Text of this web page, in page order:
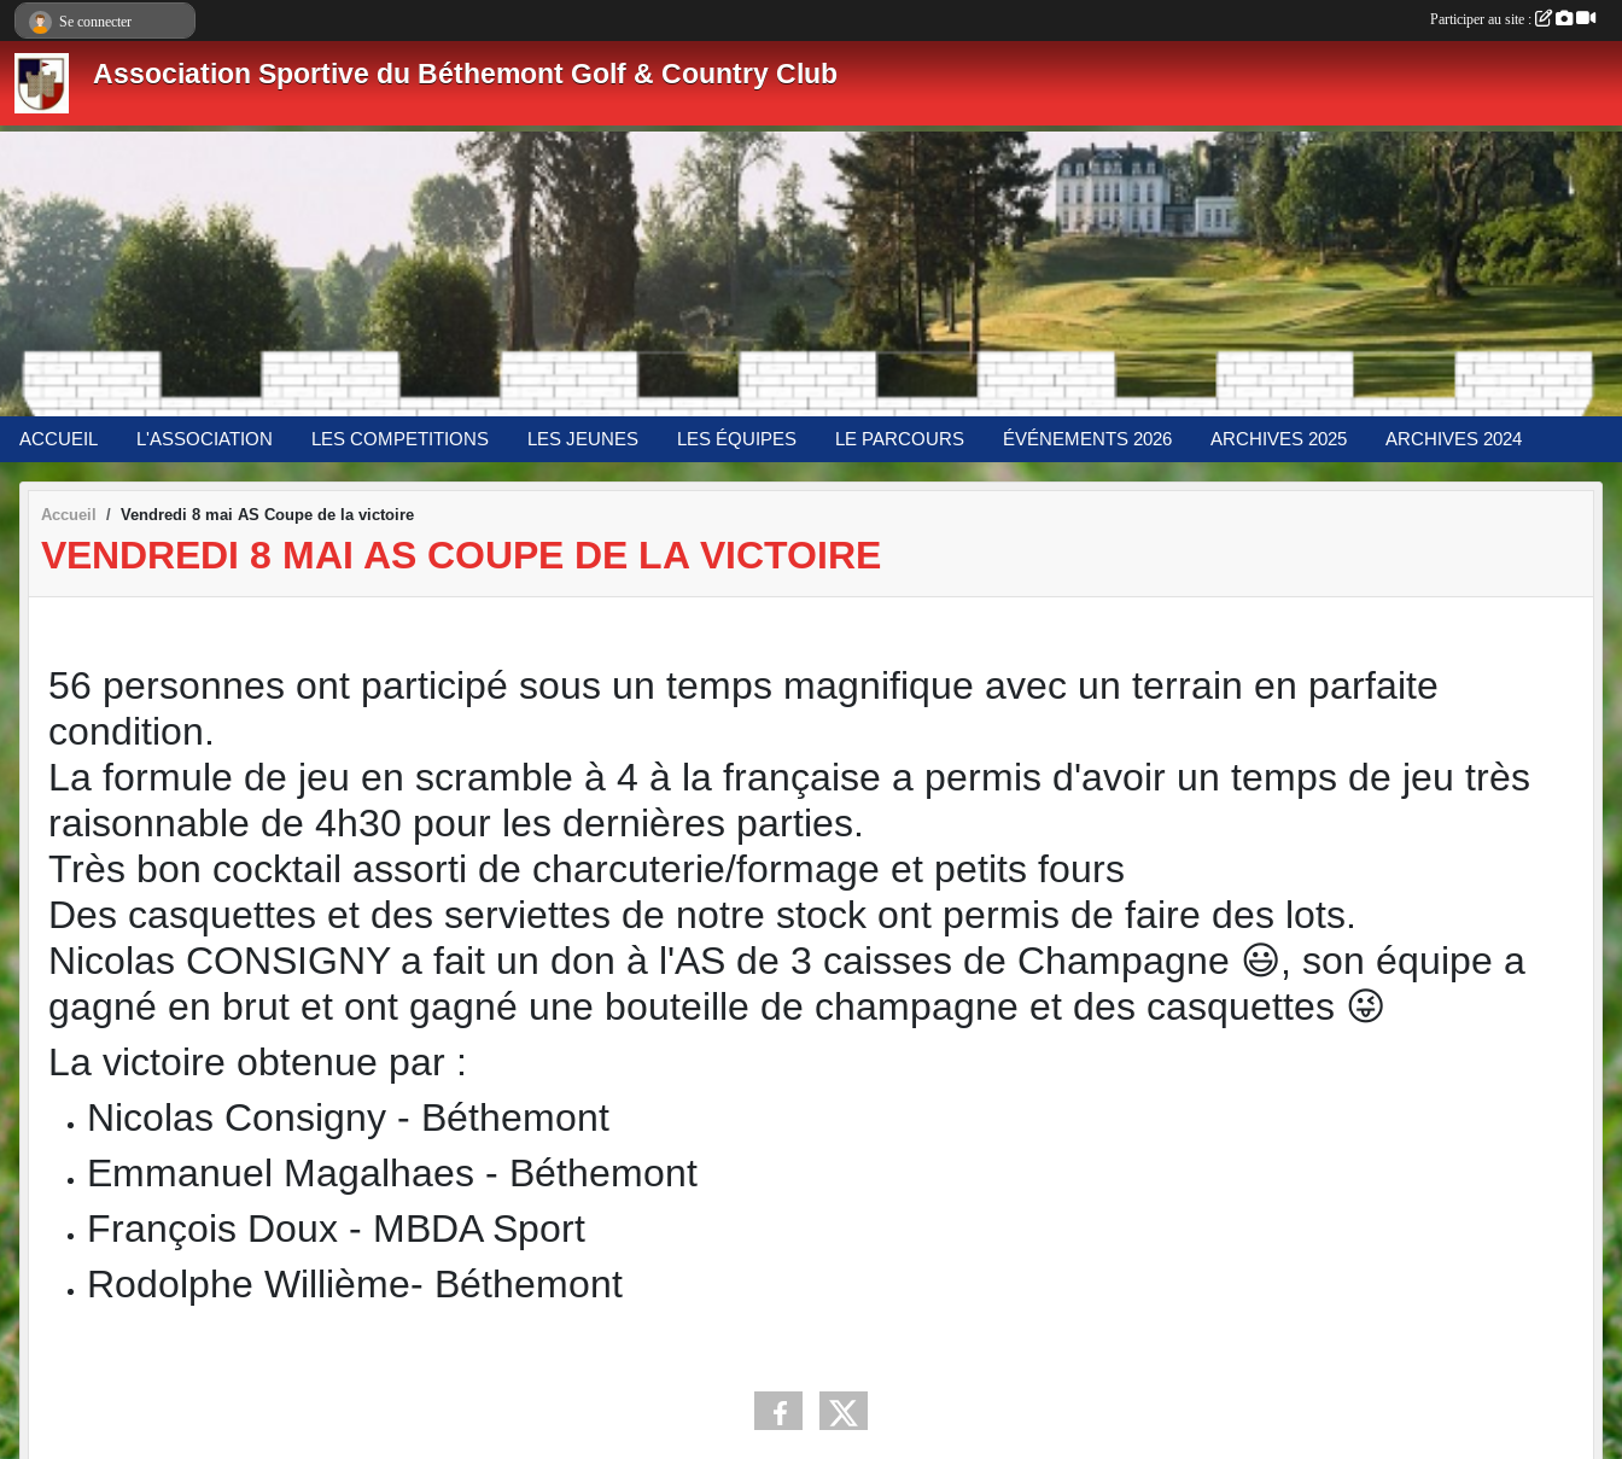
Association Sportive du Béthemont Golf & Country Club
ACCUEIL L'ASSOCIATION LES COMPETITIONS LES JEUNES LES ÉQUIPES LE PARCOURS ÉVÉNEMENTS 2026 ARCHIVES 2025 ARCHIVES 2024
Accueil Vendredi 8 mai AS Coupe de la victoire
VENDREDI 8 MAI AS COUPE DE LA VICTOIRE
56 personnes ont participé sous un temps magnifique avec un terrain en parfaite
condition.
La formule de jeu en scramble à 4 à la française a permis d'avoir un temps de jeu très
raisonnable de 4h30 pour les dernières parties.
Très bon cocktail assorti de charcuterie/formage et petits fours
Des casquettes et des serviettes de notre stock ont permis de faire des lots.
Nicolas CONSIGNY a fait un don à l'AS de 3 caisses de Champagne 😃, son équipe a
gagné en brut et ont gagné une bouteille de champagne et des casquettes 😜
La victoire obtenue par :
Nicolas Consigny - Béthemont
Emmanuel Magalhaes - Béthemont
François Doux - MBDA Sport
Rodolphe Willième- Béthemont
Se connecter Participer au site :
Panneau de gestion des cookies